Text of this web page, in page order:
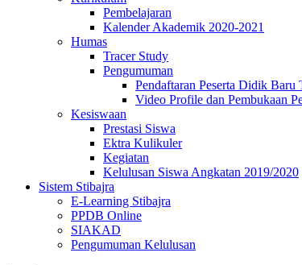
Pembelajaran
Kalender Akademik 2020-2021
Humas
Tracer Study
Pengumuman
Pendaftaran Peserta Didik Baru
Video Profile dan Pembukaan
Kesiswaan
Prestasi Siswa
Ektra Kulikuler
Kegiatan
Kelulusan Siswa Angkatan 2019/2020
Sistem Stibajra
E-Learning Stibajra
PPDB Online
SIAKAD
Pengumuman Kelulusan